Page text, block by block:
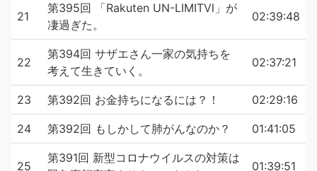
21
第395回 「Rakuten UN-LIMITⅥ」が
凄過ぎた。
02:39:48
22
第394回 サザエさん一家の気持ちを
考えて生きていく。
02:37:21
23 第392回 お金持ちになるには？！ 02:29:16
24 第392回 もしかして肺がんなのか？ 01:41:05
25
第391回 新型コロナウイルスの対策は
01:39:51